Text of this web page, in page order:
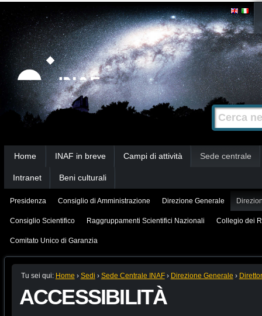
Strumenti
personali
Salta
contenuti.
|
Salta
alla
navigazione
Cerca nel
Ricerca
avanzata…
Home INAF in breve Campi di attività Sede centrale
Intranet Beni culturali
Presidenza Consiglio di Amministrazione Direzione Generale
Consiglio Scientifico Raggruppamenti Scientifici Nazionali Collegio dei
Comitato Unico di Garanzia
Tu sei qui: Home › Sedi › Sede Centrale INAF › Direzione Generale ›
ACCESSIBILITÀ